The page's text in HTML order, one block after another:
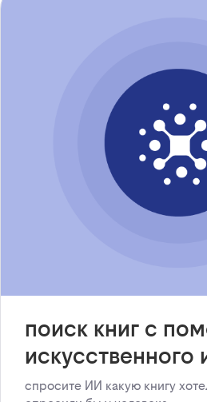
поиск книг с
искусственного
спросите ИИ какую книгу